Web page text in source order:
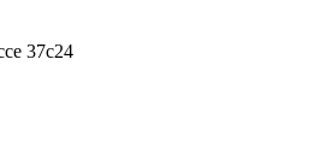
37с24